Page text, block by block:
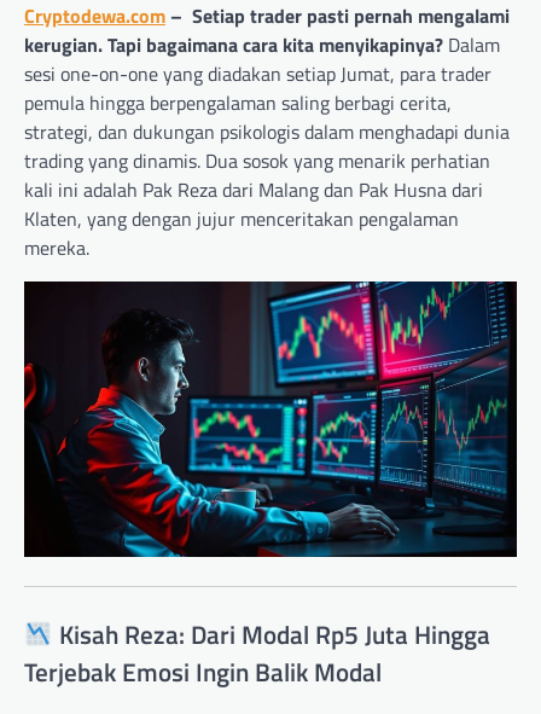
Cryptodewa.com – Setiap trader pasti pernah mengalami
kerugian. Tapi bagaimana cara kita menyikapinya? Dalam
sesi one-on-one yang diadakan setiap Jumat, para trader
pemula hingga berpengalaman saling berbagi cerita,
strategi, dan dukungan psikologis dalam menghadapi dunia
trading yang dinamis. Dua sosok yang menarik perhatian
kali ini adalah Pak Reza dari Malang dan Pak Husna dari
Klaten, yang dengan jujur menceritakan pengalaman
mereka.
Kisah Reza: Dari Modal Rp5 Juta Hingga
Terjebak Emosi Ingin Balik Modal